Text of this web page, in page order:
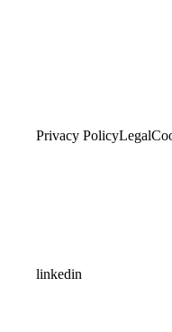
Privacy PolicyLegal
linkedin